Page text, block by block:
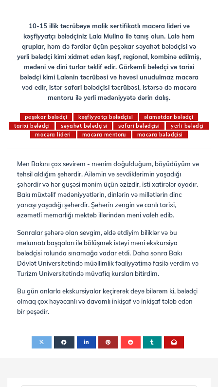
10-15 illik təcrübəyə malik sertifikatlı macəra lideri və
kəşfiyyatçı bələdçiniz Lala Mulina ilə tanış olun. Lalə həm
qruplar, həm də fərdlər üçün peşəkar səyahət bələdçisi və
yerli bələdçi kimi xidmət edən kəşf, regional, kombinə edilmiş,
mədəni və dini turlar təklif edir. Görkəmli bələdçi və tarixi
bələdçi kimi Lalənin təcrübəsi və həvəsi unudulmaz macəra
vəd edir, istər safari bələdçisi təcrübəsi, istərsə də macəra
mentoru ilə yerli mədəniyyətə dərin dalış.
peşəkar bələdçi kəşfiyyatçı bələdçisi
əlamətdar bələdçi
tarixi bələdçi
səyahət bələdçisi safari bələdçisi
yerli bələdçi
macəra lideri
macəra mentoru macəra bələdçisi
Mən Bakını çox sevirəm - mənim doğulduğum, böyüdüyüm və
təhsil aldığım şəhərdir. Ailəmin və sevdiklərimin yaşadığı
şəhərdir və hər guşəsi mənim üçün əzizdir, isti xatirələr oyadır.
Bakı müxtəlif mədəniyyətlərin, dinlərin və millətlərin dinc
yanaşı yaşadığı şəhərdir. Şəhərin zəngin və canlı tarixi,
əzəmətli memarlığı məktəb illərindən məni valeh edib.
Sonralar şəhərə olan sevgim, əldə etdiyim biliklər və bu
məlumatı başqaları ilə bölüşmək istəyi məni ekskursiya
bələdçisi rolunda sınamağa vadar etdi. Daha sonra Bakı
Dövlət Universitetində müəllimlik fəaliyyətimə fasilə verdim və
Turizm Universitetində müvafiq kursları bitirdim.
Bu gün onlarla ekskursiyalar keçirərək deyə bilərəm ki, bələdçi
olmaq çox həyəcanlı və davamlı inkişaf və inkişaf tələb edən
bir peşədir.